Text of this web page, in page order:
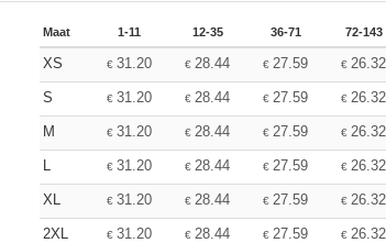
Maat 1-11 12-35 36-71 72-143
XS €31.20 €28.44 €27.59 €26.32
S €31.20 €28.44 €27.59 €26.32
M €31.20 €28.44 €27.59 €26.32
L €31.20 €28.44 €27.59 €26.32
XL €31.20 €28.44 €27.59 €26.32
2XL €31.20 €28.44 €27.59 €26.32